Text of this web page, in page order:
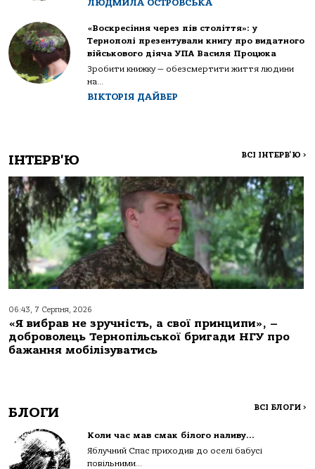
ЛЮДМИЛА ОСТРОВСЬКА
«Воскресіння через пів століття»: у
Тернополі презентували книгу про видатного
військового діяча УПА Василя Процюка
Зробити книжку — обезсмертити життя людини
на...
ВІКТОРІЯ ДАЙВЕР
ІНТЕРВ'Ю ВСІ ІНТЕРВ'Ю >
06:43, 7 Серпня, 2026
«Я вибрав не зручність, а свої принципи», –
доброволець Тернопільської бригади НГУ про
бажання мобілізуватись
БЛОГИ ВСІ БЛОГИ >
Коли час мав смак білого наливу…
Яблучний Спас приходив до оселі бабусі
повільними...